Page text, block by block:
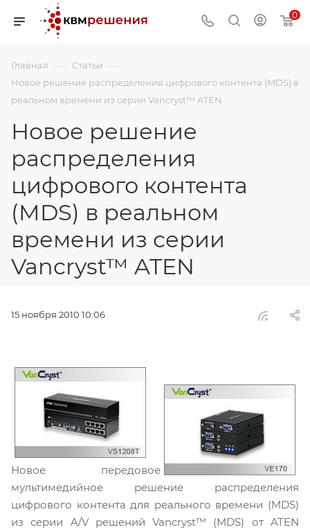
0
Главная — Статьи —
Новое решение распределения цифрового контента (MDS) в
реальном времени из серии Vancryst™ ATEN
Новое решение
распределения
цифрового контента
(MDS) в реальном
времени из серии
Vancryst™ ATEN
15 ноября 2010 10:06
Новое передовое
мультимедийное решение распределения
цифрового контента для реального времени (MDS)
из серии A/V решений Vancryst™ (MDS) от ATEN